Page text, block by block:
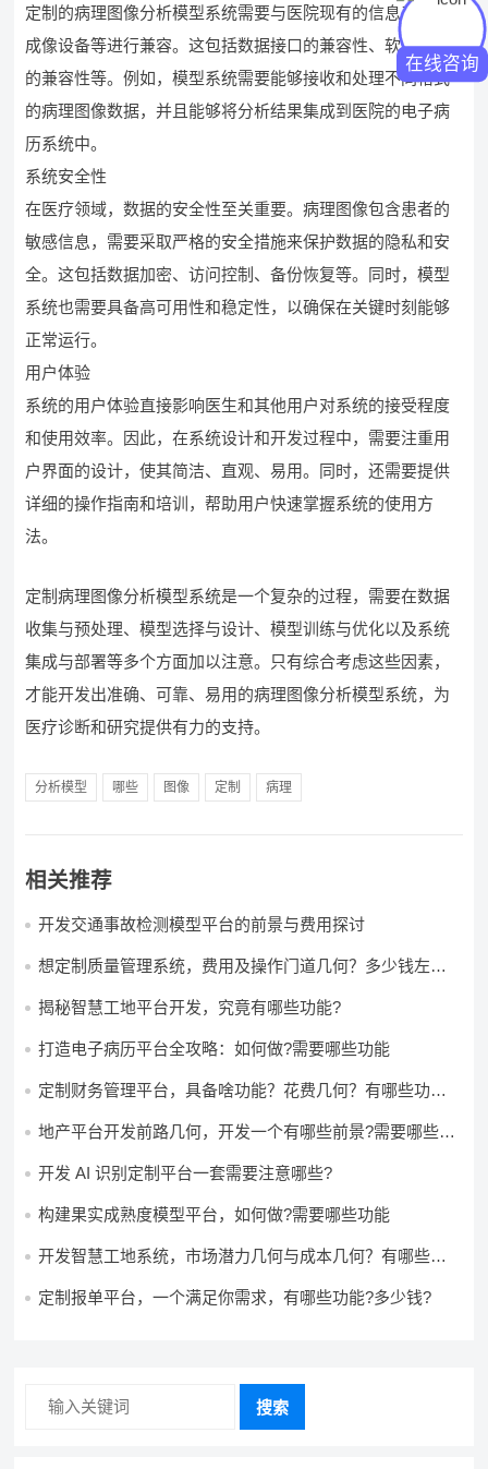
定制的病理图像分析模型系统需要与医院现有的信息系统、
成像设备等进行兼容。这包括数据接口的兼容性、软件系统
的兼容性等。例如，模型系统需要能够接收和处理不同格式
的病理图像数据，并且能够将分析结果集成到医院的电子病
历系统中。
系统安全性
在医疗领域，数据的安全性至关重要。病理图像包含患者的
敏感信息，需要采取严格的安全措施来保护数据的隐私和安
全。这包括数据加密、访问控制、备份恢复等。同时，模型
系统也需要具备高可用性和稳定性，以确保在关键时刻能够
正常运行。
用户体验
系统的用户体验直接影响医生和其他用户对系统的接受程度
和使用效率。因此，在系统设计和开发过程中，需要注重用
户界面的设计，使其简洁、直观、易用。同时，还需要提供
详细的操作指南和培训，帮助用户快速掌握系统的使用方
法。
定制病理图像分析模型系统是一个复杂的过程，需要在数据
收集与预处理、模型选择与设计、模型训练与优化以及系统
集成与部署等多个方面加以注意。只有综合考虑这些因素，
才能开发出准确、可靠、易用的病理图像分析模型系统，为
医疗诊断和研究提供有力的支持。
分析模型 哪些 图像 定制 病理
相关推荐
开发交通事故检测模型平台的前景与费用探讨
想定制质量管理系统，费用及操作门道几何？多少钱左右
揭秘智慧工地平台开发，究竟有哪些功能?
打造电子病历平台全攻略：如何做?需要哪些功能
定制财务管理平台，具备啥功能？花费几何？有哪些功能?
地产平台开发前路几何，开发一个有哪些前景?需要哪些费
开发 AI 识别定制平台一套需要注意哪些?
构建果实成熟度模型平台，如何做?需要哪些功能
开发智慧工地系统，市场潜力几何与成本几何？有哪些前
定制报单平台，一个满足你需求，有哪些功能?多少钱?
搜索
在线咨询